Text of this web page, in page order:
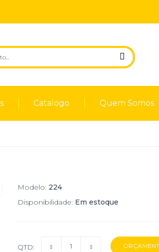
Catalogo Quem Somos
Modelo: 224
Disponibilidade: Em estoque
QTD: